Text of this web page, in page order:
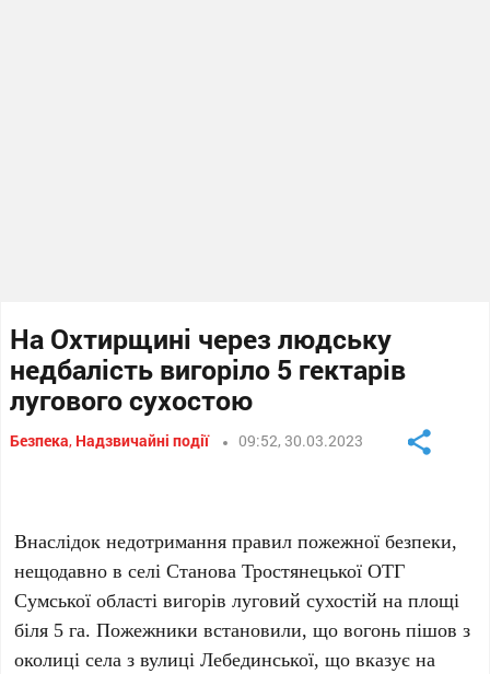
На Охтирщині через людську
недбалість вигоріло 5 гектарів
лугового сухостою
Безпека, Надзвичайні події 09:52, 30.03.2023
Внаслідок недотримання правил пожежної безпеки,
нещодавно в селі Станова Тростянецької ОТГ
Сумської області вигорів луговий сухостій на площі
біля 5 га. Пожежники встановили, що вогонь пішов з
околиці села з вулиці Лебединської, що вказує на